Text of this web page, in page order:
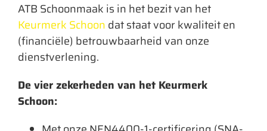
ATB Schoonmaak is in het bezit van het
Keurmerk Schoon dat staat voor kwaliteit en
(financiële) betrouwbaarheid van onze
dienstverlening.
De vier zekerheden van het Keurmerk
Schoon: